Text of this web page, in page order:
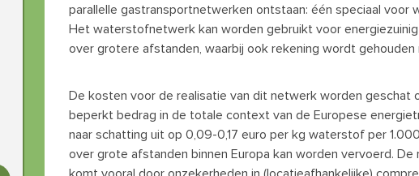
parallelle gastransportnetwerken ontstaan: één speciaal voor
Het waterstofnetwerk kan worden gebruikt voor
over grotere afstanden, waarbij ook rekening wordt
De kosten voor de realisatie van dit netwerk worden geschat
beperkt bedrag in de totale context van de Europese
naar schatting uit op 0,09-0,17 euro per kg waterstof per
over grote afstanden binnen Europa kan worden vervoerd.